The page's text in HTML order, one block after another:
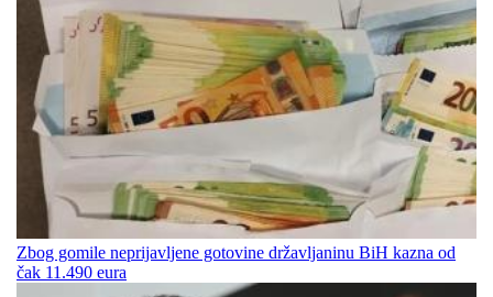
Zbog gomile neprijavljene gotovine državljaninu BiH kazna od
čak 11.490 eura